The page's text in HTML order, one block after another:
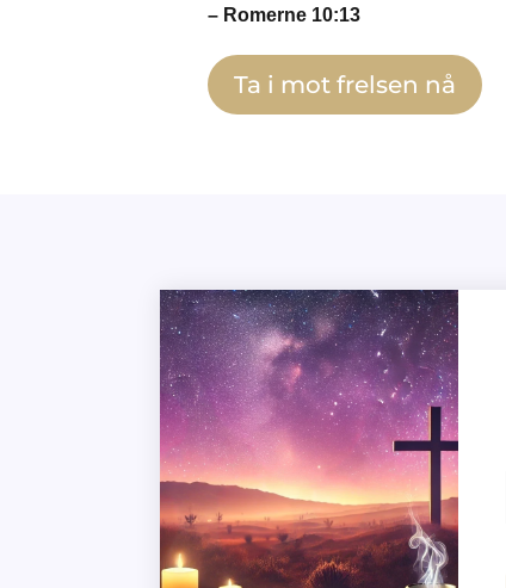
– Romerne 10:13
Ta i mot frelsen nå